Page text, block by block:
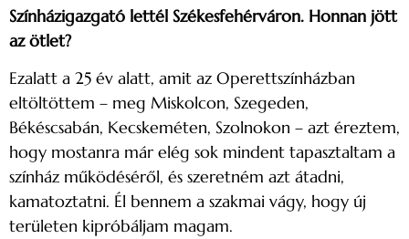
Színházigazgató lettél Székesfehérváron. Honnan jött
az ötlet?
Ezalatt a 25 év alatt, amit az Operettszínházban
eltöltöttem – meg Miskolcon, Szegeden,
Békéscsabán, Kecskeméten, Szolnokon – azt éreztem,
hogy mostanra már elég sok mindent tapasztaltam a
színház működéséről, és szeretném azt átadni,
kamatoztatni. Él bennem a szakmai vágy, hogy új
területen kipróbáljam magam.